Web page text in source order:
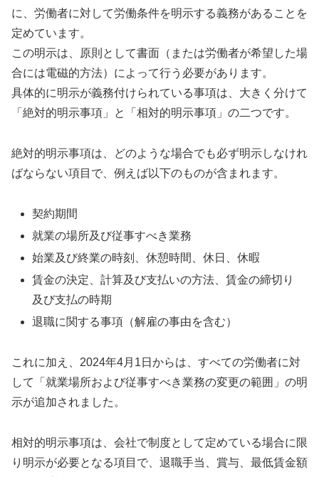
に、労働者に対して労働条件を明示する義務があることを
定めています。
この明示は、原則として書面（または労働者が希望した場
合には電磁的方法）によって行う必要があります。
具体的に明示が義務付けられている事項は、大きく分けて
「絶対的明示事項」と「相対的明示事項」の二つです。
絶対的明示事項は、どのような場合でも必ず明示しなけれ
ばならない項目で、例えば以下のものが含まれます。
契約期間
就業の場所及び従事すべき業務
始業及び終業の時刻、休憩時間、休日、休暇
賃金の決定、計算及び支払いの方法、賃金の締切り
及び支払の時期
退職に関する事項（解雇の事由を含む）
これに加え、2024年4月1日からは、すべての労働者に対
して「就業場所および従事すべき業務の変更の範囲」の明
示が追加されました。
相対的明示事項は、会社で制度として定めている場合に限
り明示が必要となる項目で、退職手当、賞与、最低賃金額